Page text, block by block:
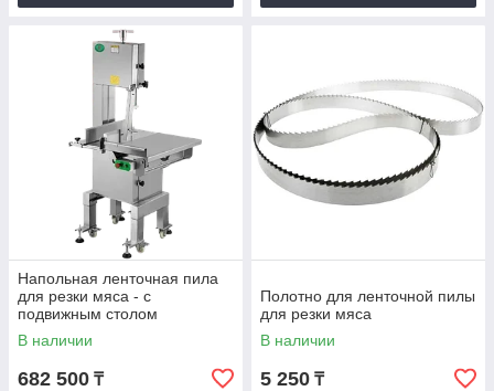
Напольная ленточная пила
для резки мяса - с
подвижным столом
В наличии
682 500 ₸
Полотно для ленточной пилы
для резки мяса
В наличии
5 250 ₸